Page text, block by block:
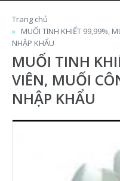
Trang chủ
MUỐI TINH KHIẾT 99,99%,
NHẬP KHẨU
MUỐI TINH
VIÊN, MUỐI
NHẬP KHẨU